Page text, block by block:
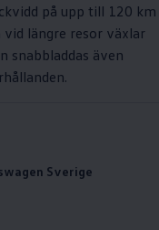
på upp till 120 km
vid längre resor växlar
snabbladdas även
Sverige